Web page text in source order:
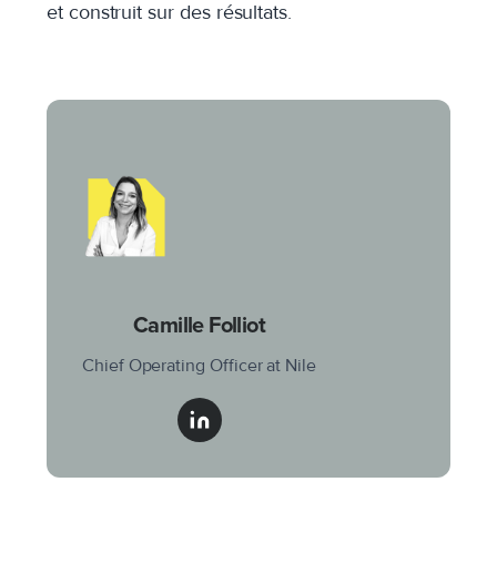
et construit sur des résultats.
Camille Folliot
Chief Operating Officer at Nile